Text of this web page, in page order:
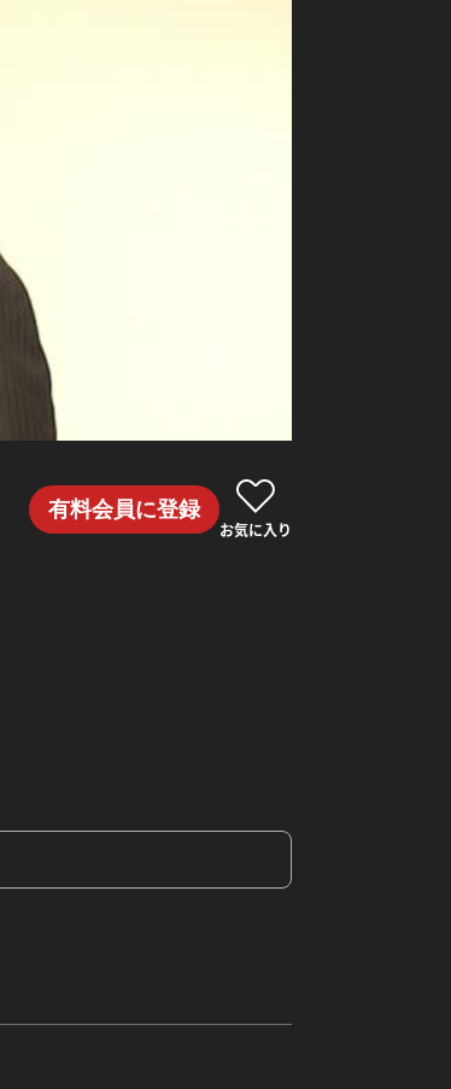
有料会員に登録
お気に入り